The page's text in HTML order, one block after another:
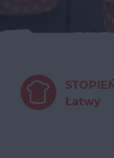
Łatwy